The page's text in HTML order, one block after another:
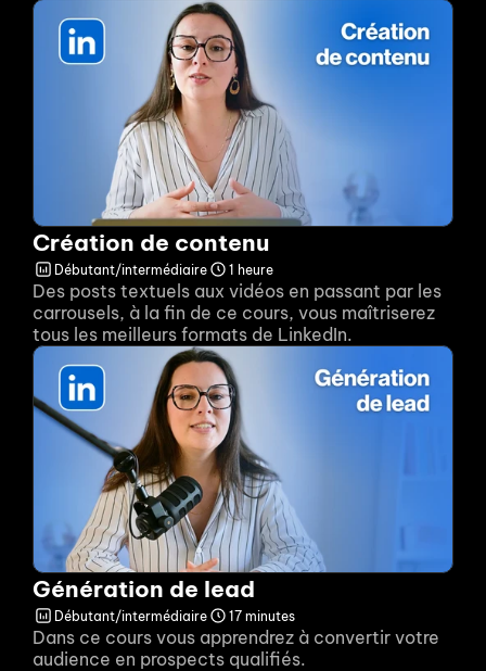
Création de contenu
Débutant/intermédiaire 1 heure
Des posts textuels aux vidéos en passant par les
carrousels, à la fin de ce cours, vous maîtriserez
tous les meilleurs formats de LinkedIn.
Génération de lead
Débutant/intermédiaire 17 minutes
Dans ce cours vous apprendrez à convertir votre
audience en prospects qualifiés.